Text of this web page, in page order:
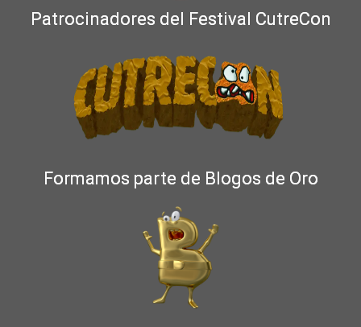
Patrocinadores del Festival CutreCon
Formamos parte de Blogos de Oro